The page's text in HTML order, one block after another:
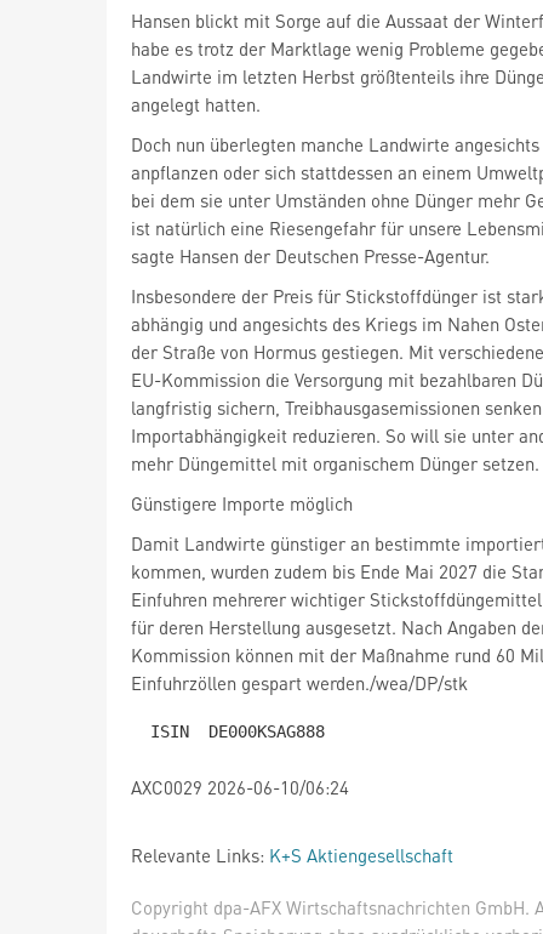
Hansen blickt mit Sorge auf die Aussaat der
habe es trotz der Marktlage wenig Probleme
Landwirte im letzten Herbst größtenteils ihre
angelegt hatten.
Doch nun überlegten manche Landwirte
anpflanzen oder sich stattdessen an einem
bei dem sie unter Umständen ohne Dünger mehr
ist natürlich eine Riesengefahr für unsere
sagte Hansen der Deutschen Presse-Agentur.
Insbesondere der Preis für Stickstoffdünger ist
abhängig und angesichts des Kriegs im Nahen
der Straße von Hormus gestiegen. Mit
EU-Kommission die Versorgung mit bezahlbaren
langfristig sichern, Treibhausgasemissionen
Importabhängigkeit reduzieren. So will sie unter
mehr Düngemittel mit organischem Dünger setzen.
Günstigere Importe möglich
Damit Landwirte günstiger an bestimmte
kommen, wurden zudem bis Ende Mai 2027 die
Einfuhren mehrerer wichtiger
für deren Herstellung ausgesetzt. Nach Angaben
Kommission können mit der Maßnahme rund 60
Einfuhrzöllen gespart werden./wea/DP/stk
AXC0029 2026-06-10/06:24
Relevante Links: K+S Aktiengesellschaft
Copyright dpa-AFX Wirtschaftsnachrichten